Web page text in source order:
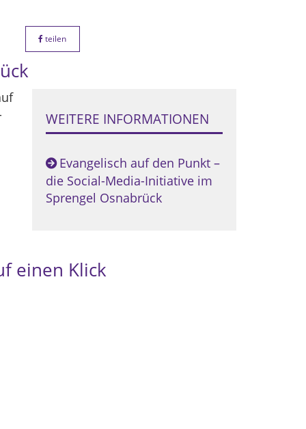
teilen
WEITERE INFORMATIONEN
Evangelisch auf den Punkt –
die Social-Media-Initiative im
Sprengel Osnabrück
einen Klick